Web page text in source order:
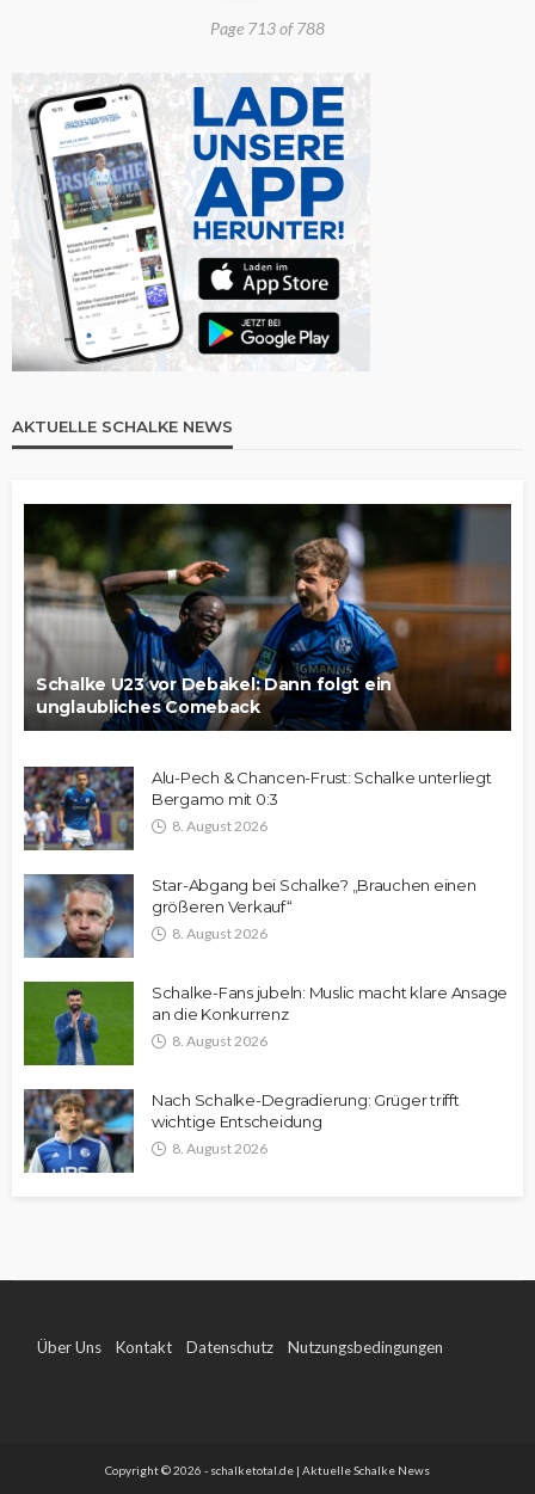
Page 713 of 788
AKTUELLE SCHALKE NEWS
Schalke U23 vor Debakel: Dann folgt ein
unglaubliches Comeback
Alu-Pech & Chancen-Frust: Schalke unterliegt
Bergamo mit 0:3
8. August 2026
Star-Abgang bei Schalke? „Brauchen einen
größeren Verkauf“
8. August 2026
Schalke-Fans jubeln: Muslic macht klare Ansage
an die Konkurrenz
8. August 2026
Nach Schalke-Degradierung: Grüger trifft
wichtige Entscheidung
8. August 2026
Über Uns Kontakt Datenschutz Nutzungsbedingungen
Copyright © 2026 - schalketotal.de | Aktuelle Schalke News